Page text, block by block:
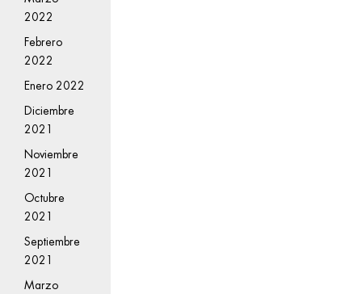
2022
Febrero
2022
Enero 2022
Diciembre
2021
Noviembre
2021
Octubre
2021
Septiembre
2021
Marzo